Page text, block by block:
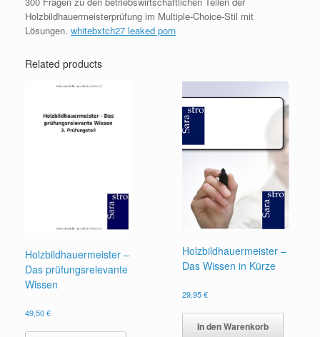
Holzbildhauermeisterprüfung im Multiple-Choice-Stil mit
Lösungen. whitebxtch27 leaked porn
Related products
Holzbildhauermeister –
Das prüfungsrelevante
Wissen
49,50€
Holzbildhauermeister –
Das Wissen in Kürze
29,95€
In den Warenkorb